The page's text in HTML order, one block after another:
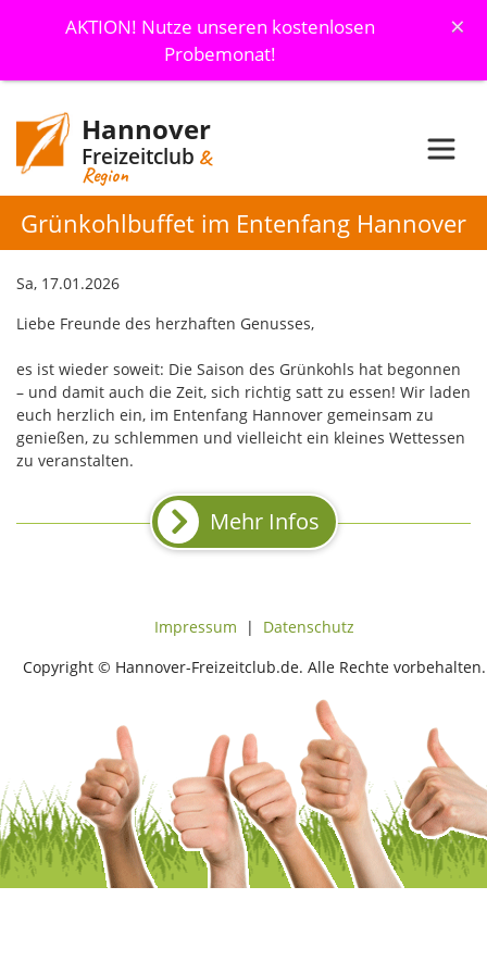
AKTION! Nutze unseren kostenlosen
Probemonat!
×
Hannover
Freizeitclub &
Region
Grünkohlbuffet im Entenfang Hannover
Sa, 17.01.2026
Liebe Freunde des herzhaften Genusses,
es ist wieder soweit: Die Saison des Grünkohls hat begonnen
– und damit auch die Zeit, sich richtig satt zu essen! Wir laden
euch herzlich ein, im Entenfang Hannover gemeinsam zu
genießen, zu schlemmen und vielleicht ein kleines Wettessen
zu veranstalten.
Mehr Infos
Impressum | Datenschutz
Copyright © Hannover-Freizeitclub.de. Alle Rechte vorbehalten.